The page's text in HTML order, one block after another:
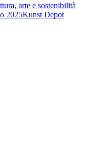
arte e sostenibilità
2025Kunst Depot